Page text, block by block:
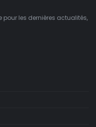
les dernières actualités,